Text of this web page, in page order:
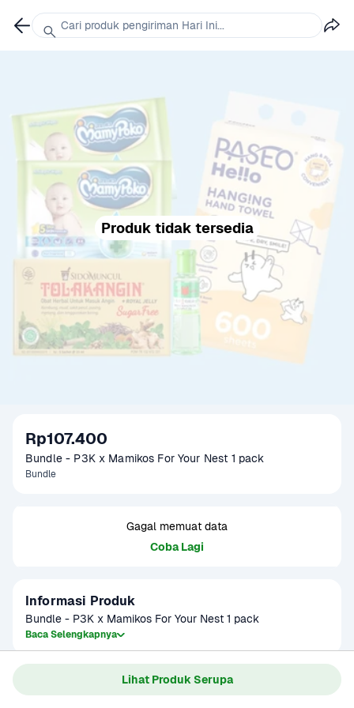
Lihat Produk Serupa
Produk tidak tersedia
Rp107.400
Bundle - P3K x Mamikos For Your Nest 1 pack
Bundle
Gagal memuat data
Coba Lagi
Informasi Produk
Bundle - P3K x Mamikos For Your Nest 1 pack
Baca Selengkapnya
Gagal memuat data
Cari produk pengiriman Hari Ini...